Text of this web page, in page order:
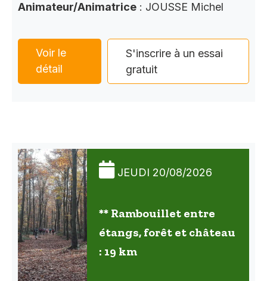
Animateur/Animatrice : JOUSSE Michel
Voir le
détail
S'inscrire à un essai
gratuit
JEUDI 20/08/2026
** Rambouillet entre
étangs, forêt et château
: 19 km